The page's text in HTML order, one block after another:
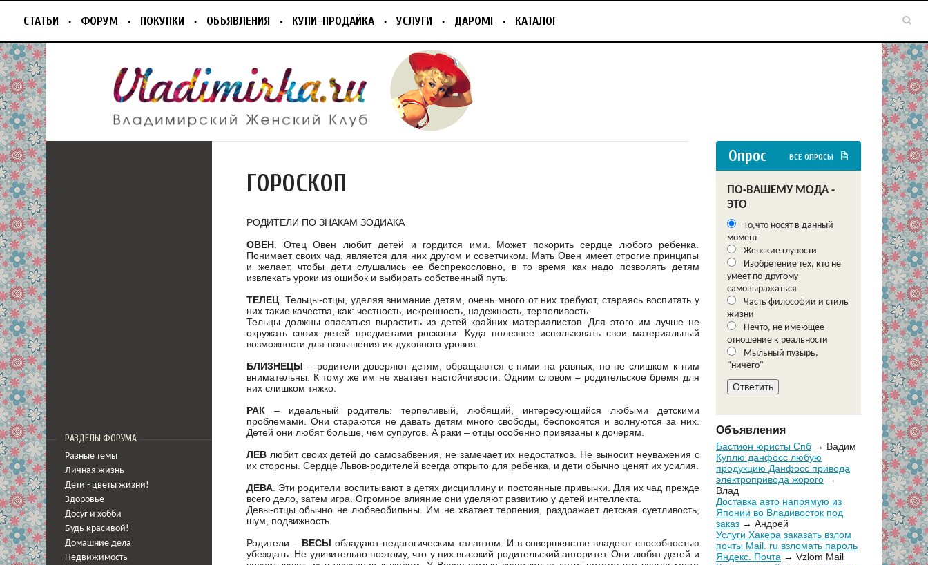
СТАТЬИ ФОРУМ ПОКУПКИ ОБЪЯВЛЕНИЯ КУПИ-ПРОДАЙКА УСЛУГИ ДАРОМ! КАТАЛОГ
РАЗДЕЛЫ ФОРУМА
Разные темы
Личная жизнь
Дети - цветы жизни!
Здоровье
Досуг и хобби
Будь красивой!
Домашние дела
Недвижимость
ГОРОСКОП
РОДИТЕЛИ ПО ЗНАКАМ ЗОДИАКА
ОВЕН . Отец Овен любит детей и гордится ими. Может покорить сердце любого ребенка.
Понимает своих чад, является для них другом и советчиком. Мать Овен имеет строгие принципы
и желает, чтобы дети слушались ее беспрекословно, в то время как надо позволять детям
извлекать уроки из ошибок и выбирать собственный путь.
ТЕЛЕЦ . Тельцы-отцы, уделяя внимание детям, очень много от них требуют, стараясь воспитать у
них такие качества, как: честность, искренность, надежность, терпеливость.
Тельцы должны опасаться вырастить из детей крайних материалистов. Для этого им лучше не
окружать своих детей предметами роскоши. Куда полезнее использовать свои материальный
возможности для повышения их духовного уровня.
БЛИЗНЕЦЫ – родители доверяют детям, обращаются с ними на равных, но не слишком к ним
внимательны. К тому же им не хватает настойчивости. Одним словом – родительское бремя для
них слишком тяжко.
РАК – идеальный родитель: терпеливый, любящий, интересующийся любыми детскими
проблемами. Они стараются не давать детям много свободы, беспокоятся и волнуются за них.
Детей они любят больше, чем супругов. А раки – отцы особенно привязаны к дочерям.
ЛЕВ любит своих детей до самозабвения, не замечает их недостатков. Не выносит неуважения с
их стороны. Сердце Львов-родителей всегда открыто для ребенка, и дети обычно ценят их усилия.
ДЕВА . Эти родители воспитывают в детях дисциплину и постоянные привычки. Для их чад прежде
всего дело, затем игра. Огромное влияние они уделяют развитию у детей интеллекта.
Девы-отцы обычно не любвеобильны. Им не хватает терпения, раздражает детская суетливость,
шум, подвижность.
Родители – ВЕСЫ обладают педагогическим талантом. И в совершенстве владеют способностью
убеждать. Не удивительно поэтому, что у них высокий родительский авторитет. Они любят детей и
Опрос ВСЕ ОПРОСЫ
ПО-ВАШЕМУ МОДА -
ЭТО
То,что носят в данный
момент
Женские глупости
Изобретение тех, кто не
умеет по-другому
самовыражаться
Часть философии и стиль
жизни
Нечто, не имеющее
отношение к реальности
Мыльный пузырь,
"ничего"
Объявления
Бастион юристы Спб → Вадим
Куплю данфосс любую
продукцию Данфосс привода
электропривода жорого →
Влад
Доставка авто напрямую из
Японии во Владивосток под
заказ → Андрей
Услуги Хакера заказать взлом
почты Mail. ru взломать пароль
Яндекс. Почта → Vzlom Mail